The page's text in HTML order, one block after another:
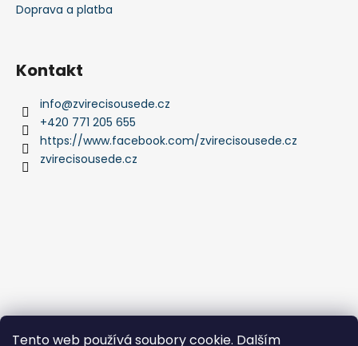
Tento web používá soubory cookie. Dalším
Doprava a platba
Kontakt
info@zvirecisousede.cz
+420 771 205 655
https://www.facebook.com/zvirecisousede.cz
zvirecisousede.cz